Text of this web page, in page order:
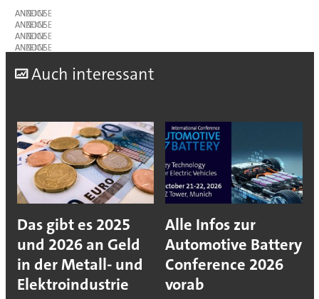
ANZEIGE
ANZEIGE
ANZEIGE
ANZEIGE
Auch interessant
Das gibt es 2025
und 2026 an Geld
in der Metall- und
Elektroindustrie
Alle Infos zur
Automotive Battery
Conference 2026
vorab